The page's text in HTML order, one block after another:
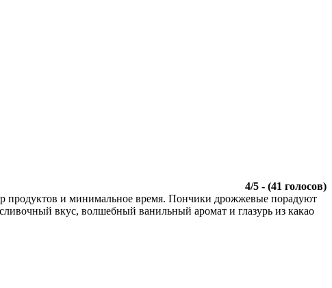
4/5 - (41 голосов)
продуктов и минимальное время. Пончики дрожжевые порадуют
вкус, волшебный ванильный аромат и глазурь из какао